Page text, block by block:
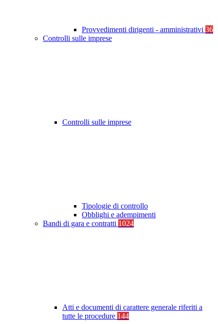
Provvedimenti dirigenti - amministrativi 36
Controlli sulle imprese
Controlli sulle imprese
Tipologie di controllo
Obblighi e adempimenti
Bandi di gara e contratti 1024
Atti e documenti di carattere generale riferiti a
tutte le procedure 144